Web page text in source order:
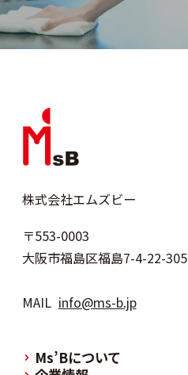
株式会社エムズビー
〒553-0003
大阪市福島区福島7-4-22-305
MAIL info@ms-b.jp
Ms’Bについて